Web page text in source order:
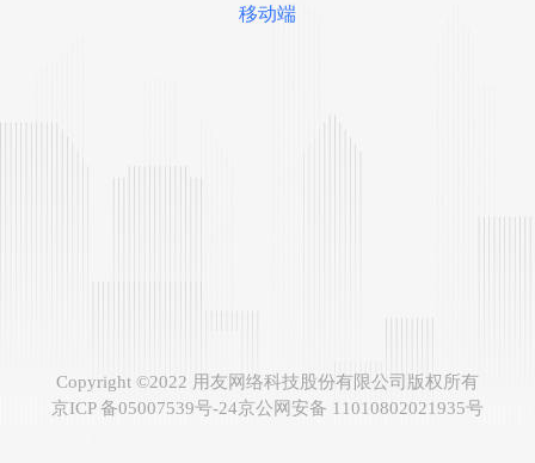
移动端
Copyright ©2022 用友网络科技股份有限公司版权所有
京ICP 备05007539号-24京公网安备 11010802021935号